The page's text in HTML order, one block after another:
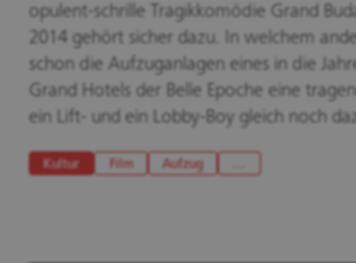
opulent-schrille Tragikkomödie Grand
2014 gehört sicher dazu. In welchem
schon die Aufzuganlagen eines in die
Grand Hotels der Belle Epoche eine
ein Lift- und ein Lobby-Boy gleich noch
Kultur Film Aufzug